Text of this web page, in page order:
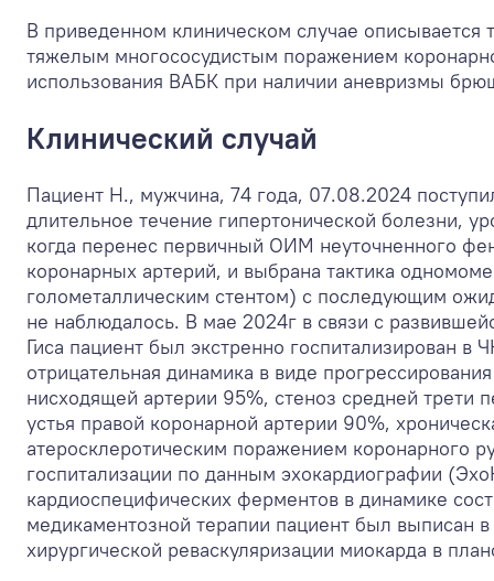
В приведенном клиническом случае
тяжелым многососудистым поражением
использования ВАБК при наличии аневризмы
Клинический случай
Пациент Н., мужчина, 74 года, 07.08.2024
длительное течение гипертонической болезни,
когда перенес первичный ОИМ неуточненного
коронарных артерий, и выбрана тактика
голометаллическим стентом) с последующим
не наблюдалось. В мае 2024г в связи с
Гиса пациент был экстренно госпитализирован в
отрицательная динамика в виде
нисходящей артерии 95%, стеноз средней трети
устья правой коронарной артерии 90%,
атеросклеротическим поражением коронарного
госпитализации по данным эхокардиографии
кардиоспецифических ферментов в динамике
медикаментозной терапии пациент был выписан
хирургической реваскуляризации миокарда в